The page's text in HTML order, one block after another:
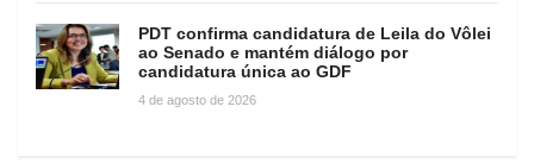
PDT confirma candidatura de Leila do Vôlei
ao Senado e mantém diálogo por
candidatura única ao GDF
4 de agosto de 2026